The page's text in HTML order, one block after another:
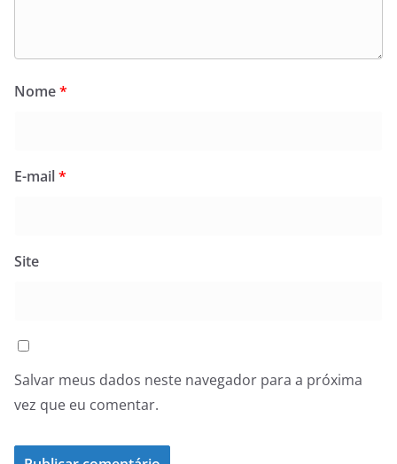
Nome*
E-mail*
Site
Salvar meus dados neste navegador para a próxima
vez que eu comentar.